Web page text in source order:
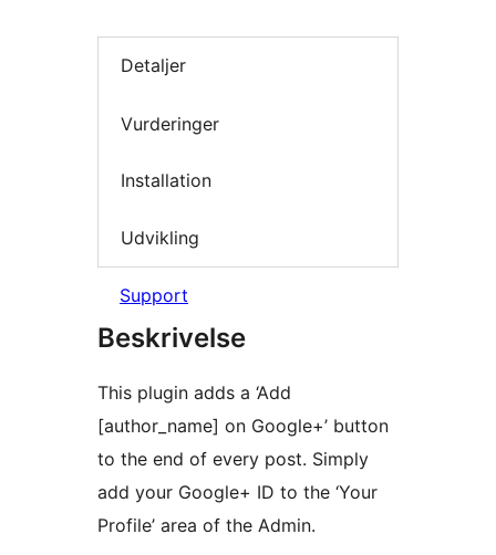
Detaljer
Vurderinger
Installation
Udvikling
Support
Beskrivelse
This plugin adds a ‘Add
[author_name] on Google+’ button
to the end of every post. Simply
add your Google+ ID to the ‘Your
Profile’ area of the Admin.